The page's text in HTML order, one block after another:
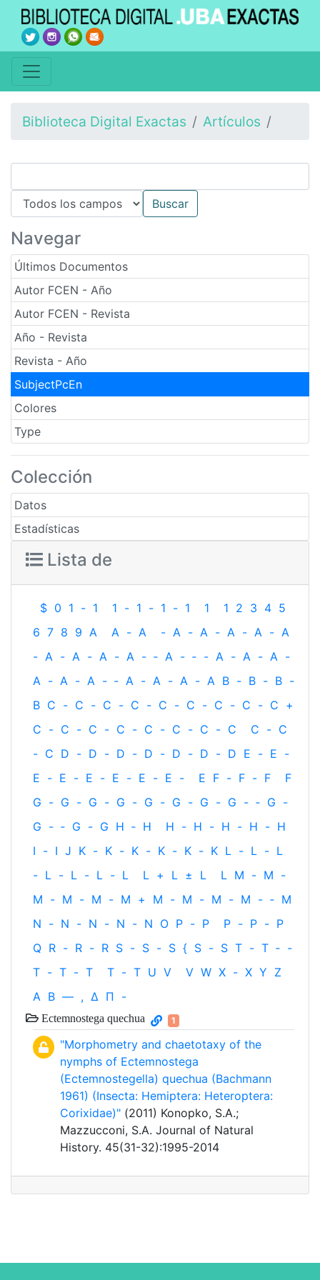
Biblioteca Digital Exactas Artículos
Navegar
Últimos Documentos
Autor FCEN - Año
Autor FCEN - Revista
Año - Revista
Revista - Año
SubjectPcEn
Colores
Type
Colección
Datos
Estadísticas
Lista de
$ 0 1 - 1 1 - 1 - 1 - 1 1 1 2 3 4 5
6 7 8 9 A A - A - A - A - A - A - A
- A - A - A - A - ‐ A - ‐ - A - A - A -
A - A - A - ‐ A - A - A - A B - B - B -
B C - C - C - C - C - C - C - C - C +
C - C - C - C - C - C - C - C C - C
- C D - D - D - D - D - D - D E - E -
E - E - E - E - E - E - E F - F - F
F
G - G - G - G - G - G - G - G - ‐ G -
G - ‐ G - G H ‐ H H - H - H - H - H
I - I J K - K - K - K - K - K L - L - L
- L - L - L - L L + L ± L L M - M -
M - M - M - M + M - M - M - M - ‐ M
N - N - N - N - N O P - P P - P - P
Q R - R - R S - S - S { S - S T - T ‐ -
T - T - T T - T U V V W X - X Y Z
Α Β — , Δ Π -
Ectemnostega quechua 1
"Morphometry and chaetotaxy of the
nymphs of Ectemnostega
(Ectemnostegella) quechua (Bachmann
1961) (Insecta: Hemiptera: Heteroptera:
Corixidae)" (2011) Konopko, S.A.;
Mazzucconi, S.A. Journal of Natural
History. 45(31-32):1995-2014